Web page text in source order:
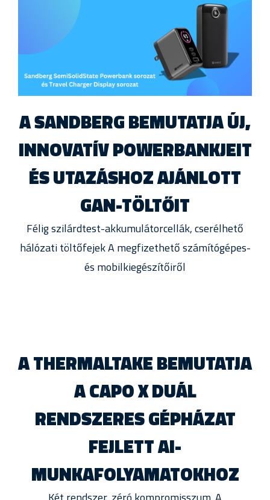
A SANDBERG BEMUTATJA ÚJ,
INNOVATÍV POWERBANKJEIT
ÉS UTAZÁSHOZ AJÁNLOTT
GAN-TÖLTŐIT
Félig szilárdtest-akkumulátorcellák, cserélhető
hálózati töltőfejek A megfizethető számítógépes-
és mobilkiegészítőiről
A THERMALTAKE BEMUTATJA
A CAPO X DUÁL
RENDSZERES GÉPHÁZAT
FEJLETT AI-
MUNKAFOLYAMATOKHOZ